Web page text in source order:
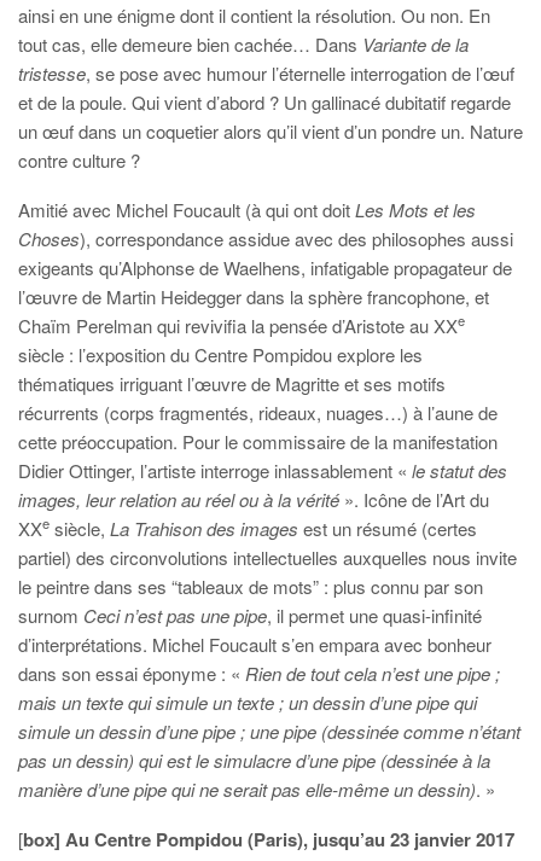
ainsi en une énigme dont il contient la résolution. Ou non. En
tout cas, elle demeure bien cachée… Dans Variante de la
tristesse, se pose avec humour l’éternelle interrogation de l’œuf
et de la poule. Qui vient d’abord ? Un gallinacé dubitatif regarde
un œuf dans un coquetier alors qu’il vient d’un pondre un. Nature
contre culture ?
Amitié avec Michel Foucault (à qui ont doitLes Mots et les
Choses), correspondance assidue avec des philosophes aussi
exigeants qu’Alphonse de Waelhens, infatigable propagateur de
l’œuvre de Martin Heidegger dans la sphère francophone, et
Chaïm Perelman qui revivifia la pensée d’Aristote au XXe
siècle : l’exposition du Centre Pompidou explore les
thématiques irriguant l’œuvre de Magritte et ses motifs
récurrents (corps fragmentés, rideaux, nuages…) à l’aune de
cette préoccupation. Pour le commissaire de la manifestation
Didier Ottinger, l’artiste interroge inlassablement « le statut des
images, leur relation au réel ou à la vérité ». Icône de l’Art du
XXe siècle, La Trahison des images est un résumé (certes
partiel) des circonvolutions intellectuelles auxquelles nous invite
le peintre dans ses “tableaux de mots” : plus connu par son
surnom Ceci n’est pas une pipe, il permet une quasi-infinité
d’interprétations. Michel Foucault s’en empara avec bonheur
dans son essai éponyme : « Rien de tout cela n’est une pipe ;
mais un texte qui simule un texte ; un dessin d’une pipe qui
simule un dessin d’une pipe ; une pipe (dessinée comme n’étant
pas un dessin) qui est le simulacre d’une pipe (dessinée à la
manière d’une pipe qui ne serait pas elle-même un dessin). »
[box] Au Centre Pompidou (Paris), jusqu’au 23 janvier 2017